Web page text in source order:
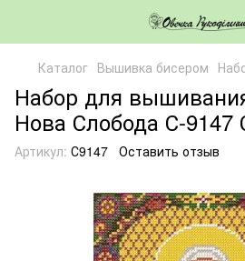
Каталог Вышивка бисером
Набор для
Нова Слобода С-
Артикул: С9147 Оставить отзыв